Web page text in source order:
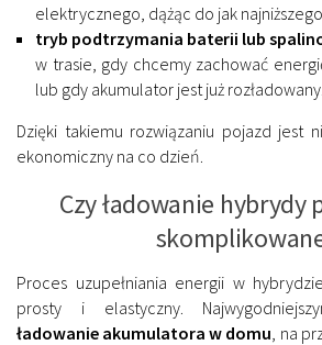
elektrycznego, dążąc do jak
tryb podtrzymania baterii lub
w trasie, gdy chcemy zachować
lub gdy akumulator jest już rozładowany.
Dzięki takiemu rozwiązaniu pojazd jest
ekonomiczny na co dzień.
Czy ładowanie hybrydy
Proces uzupełniania energii w
prosty i elastyczny.
ładowanie akumulatora w domu , na